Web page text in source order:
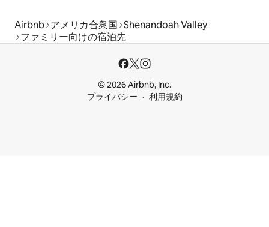
Airbnb アメリカ合衆国 Shenandoah Valley
ファミリー向けの宿泊先
© 2026 Airbnb, Inc.
プライバシー
利用規約